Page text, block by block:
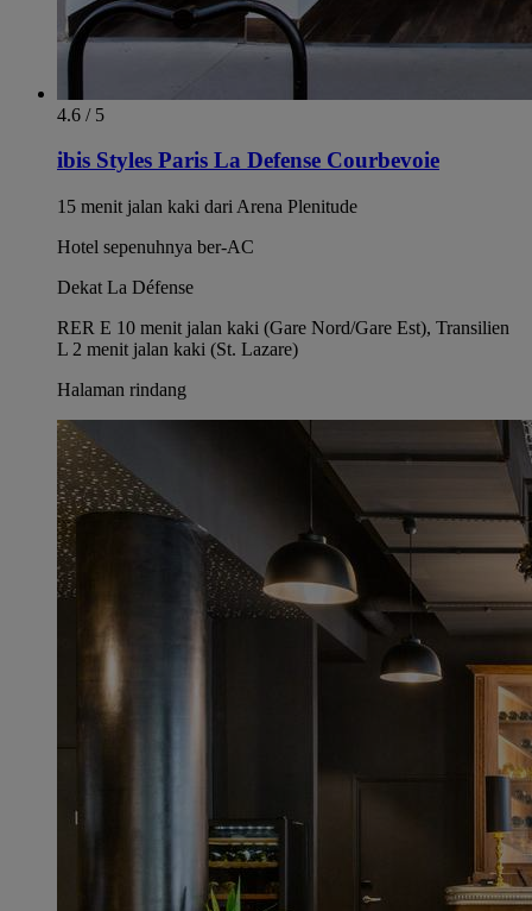
4.6 / 5
ibis Styles Paris La Defense Courbevoie
15 menit jalan kaki dari Arena Plenitude
Hotel sepenuhnya ber-AC
Dekat La Défense
RER E 10 menit jalan kaki (Gare Nord/Gare Est), Transilien
L 2 menit jalan kaki (St. Lazare)
Halaman rindang